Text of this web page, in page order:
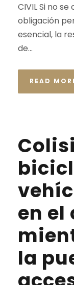
CIVIL Si no
obligación
esencial, la
de...
READ
en
la